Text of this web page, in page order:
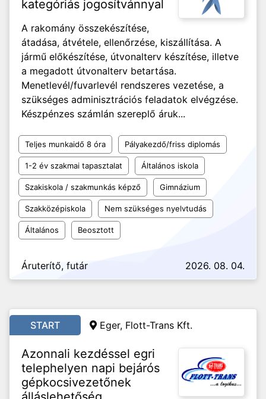
kategóriás jogosítvánnyal
A rakomány összekészítése,
átadása, átvétele, ellenőrzése, kiszállítása. A
jármű előkészítése, útvonalterv készítése, illetve
a megadott útvonalterv betartása.
Menetlevél/fuvarlevél rendszeres vezetése, a
szükséges adminisztrációs feladatok elvégzése.
Készpénzes számlán szereplő áruk...
Teljes munkaidő 8 óra Pályakezdő/friss diplomás
1-2 év szakmai tapasztalat Általános iskola
Szakiskola / szakmunkás képző Gimnázium
Szakközépiskola Nem szükséges nyelvtudás
Általános Beosztott
Áruterítő, futár 2026. 08. 04.
START Eger, Flott-Trans Kft.
Azonnali kezdéssel egri
telephelyen napi bejárós
gépkocsivezetőnek